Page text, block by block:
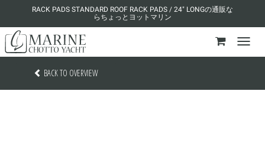
RACK PADS STANDARD ROOF RACK PADS / 24" LONGの通販な
らちょっとヨットマリン
BACK TO OVERVIEW